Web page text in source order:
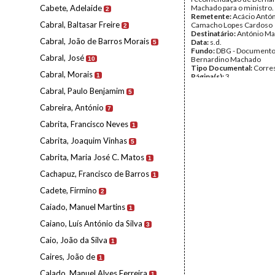
Cabete, Adelaide 2
Cabral, Baltasar Freire 2
Cabral, João de Barros Morais 5
Cabral, José 10
Cabral, Morais 1
Cabral, Paulo Benjamim 5
Cabreira, António 7
Cabrita, Francisco Neves 1
Cabrita, Joaquim Vinhas 5
Cabrita, Maria José C. Matos 1
Cachapuz, Francisco de Barros 1
Cadete, Firmino 2
Caiado, Manuel Martins 1
Caiano, Luís António da Silva 3
Caio, João da Silva 1
Caires, João de 1
Machado para o ministro.
Remetente:Acácio
Camacho Lopes Cardoso
Destinatário:António
Data: s.d.
Fundo:DBG -
Bernardino Machado
Tipo Documental:
Página(s):3